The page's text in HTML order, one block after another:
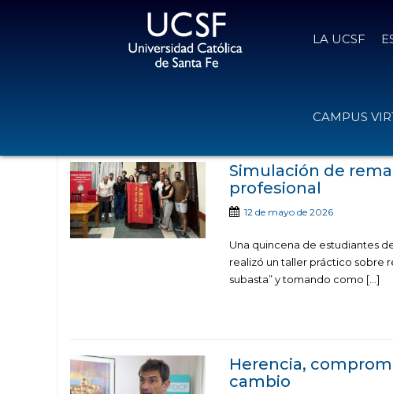
LA UCSF
CAMPUS
Simulación de
profesional
12 de mayo de 2026
Una quincena de estudiantes
realizó un taller práctico sobre
subasta” y tomando como […]
Herencia,
cambio